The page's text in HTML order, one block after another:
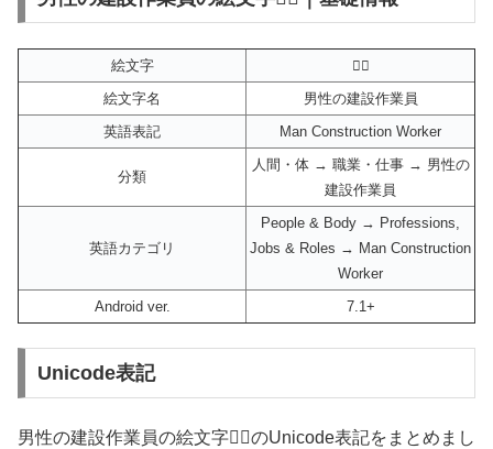
絵文字
👷‍♂️
絵文字名
男性の建設作業員
英語表記
Man Construction Worker
分類
人間・体 → 職業・仕事 → 男性の
建設作業員
英語カテゴリ
People & Body → Professions,
Jobs & Roles → Man Construction
Worker
Android ver.
7.1+
Unicode表記
男性の建設作業員の絵文字👷‍♂️のUnicode表記をまとめまし